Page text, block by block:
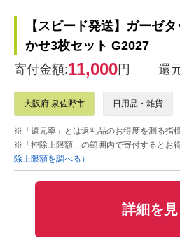
【スピード発送】ガーゼ
かせ3枚セット G2027
寄付金額:11,000円 還
大阪府 泉佐野市 日用品・雑貨
※「還元率」とは返礼品のお得度を測る指
※「控除上限額」の範囲内で寄付するとお
除上限額を調べる）
詳細を見